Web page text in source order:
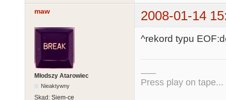
maw 2008-01-14
Młodszy Atarowiec
Nieaktywny
Skąd: Siem-ce
^rekord typu
Press play on tape...